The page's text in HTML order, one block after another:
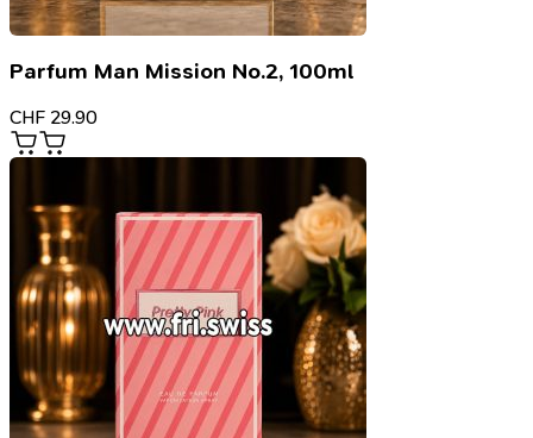
Parfum Man Mission No.2, 100ml
CHF 29.90